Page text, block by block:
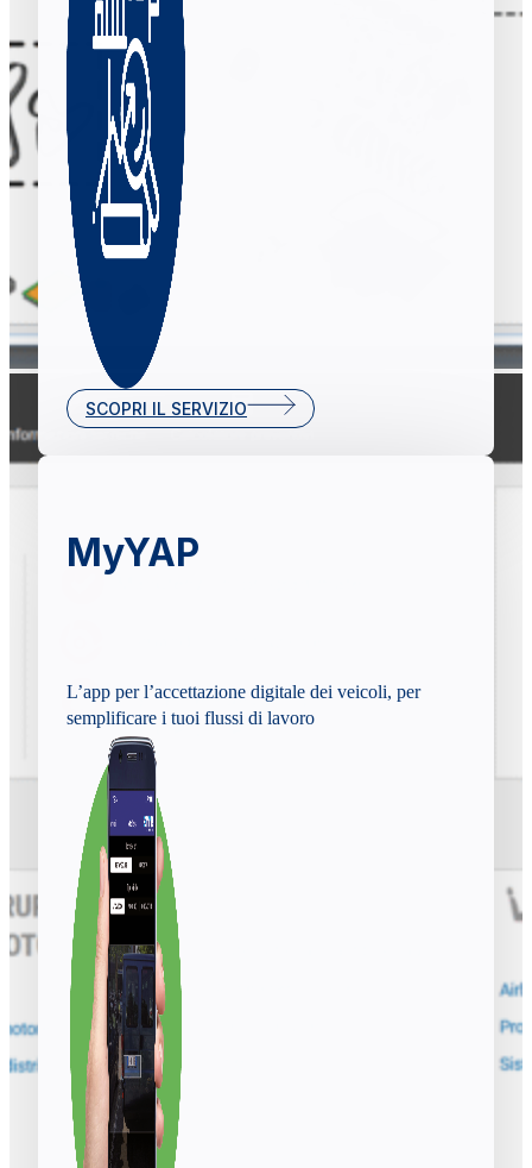
SCOPRI IL SERVIZIO
MyYAP
L’app per l’accettazione digitale dei veicoli, per
semplificare i tuoi flussi di lavoro